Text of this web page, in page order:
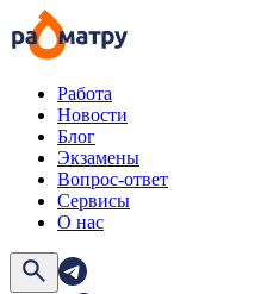
Работа
Новости
Блог
Экзамены
Вопрос-ответ
Сервисы
О нас